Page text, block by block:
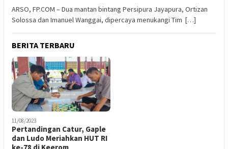
ARSO, FP.COM – Dua mantan bintang Persipura Jayapura, Ortizan
Solossa dan Imanuel Wanggai, dipercaya menukangi Tim […]
BERITA TERBARU
11/08/2023
Pertandingan Catur, Gaple
dan Ludo Meriahkan HUT RI